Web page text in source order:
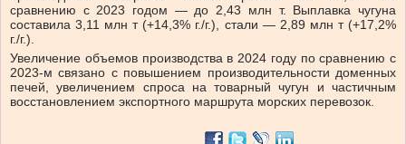
сравнению с 2023 годом — до 2,43 млн т. Выплавка чугуна
составила 3,11 млн т (+14,3% г./г.), стали — 2,89 млн т (+17,2%
г./г.).
Увеличение объемов производства в 2024 году по сравнению с
2023-м связано с повышением производительности доменных
печей, увеличением спроса на товарный чугун и частичным
восстановлением экспортного маршрута морских перевозок.